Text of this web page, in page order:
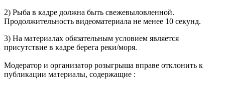
2) Рыба в кадре должна быть свежевыловленной.
Продолжительность видеоматериала не менее 10 секунд.
3) На материалах обязательным условием является
присутствие в кадре берега реки/моря.
Модератор и организатор розыгрыша вправе отклонить к
публикации материалы, содержащие :